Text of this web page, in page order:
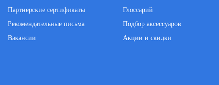
Партнерские сертификаты
Рекомендательные письма
Вакансии
Глоссарий
Подбор аксессуаров
Акции и скидки